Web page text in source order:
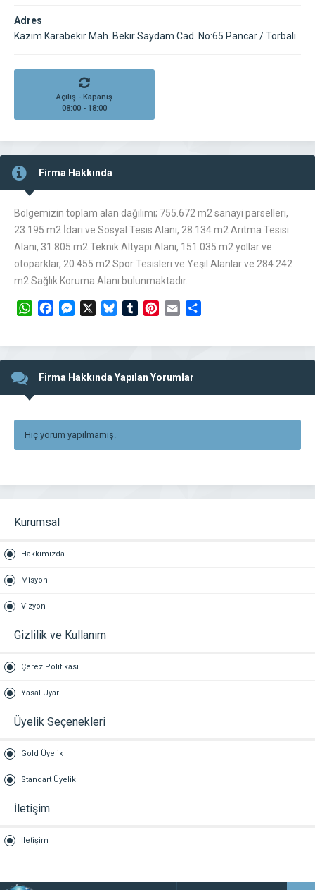
Adres
Kazım Karabekir Mah. Bekir Saydam Cad. No:65 Pancar / Torbalı
Açılış - Kapanış
08:00 - 18:00
Firma Hakkında
Bölgemizin toplam alan dağılımı; 755.672 m2 sanayi parselleri,
23.195 m2 İdari ve Sosyal Tesis Alanı, 28.134 m2 Arıtma Tesisi
Alanı, 31.805 m2 Teknik Altyapı Alanı, 151.035 m2 yollar ve
otoparklar, 20.455 m2 Spor Tesisleri ve Yeşil Alanlar ve 284.242
m2 Sağlık Koruma Alanı bulunmaktadır.
WhatsAppFacebookMessengerBlueskyTumblrPinterest
Email
Firma Hakkında Yapılan Yorumlar
Hiç yorum yapılmamış.
Kurumsal
Hakkımızda
Misyon
Vizyon
Gizlilik ve Kullanım
Çerez Politikası
Yasal Uyarı
Üyelik Seçenekleri
Gold Üyelik
Standart Üyelik
İletişim
İletişim